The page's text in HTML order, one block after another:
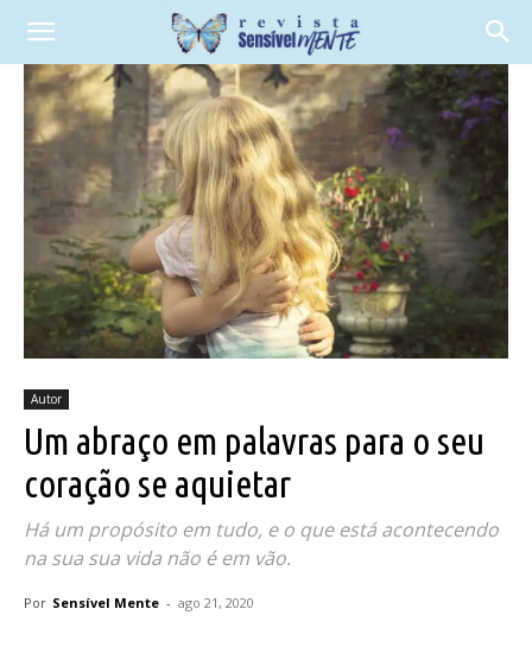
Autor
Um abraço em palavras para o seu
coração se aquietar
Há um propósito em tudo, e o que está acontecendo
na sua sua vida não é em vão.
Por Sensível Mente - ago 21, 2020